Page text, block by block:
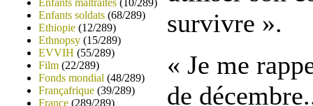
Enfants maltraités (10/289)
Enfants soldats (68/289)
Ethiopie (12/289)
Ethnopsy (15/289)
EVVIH (55/289)
Film (22/289)
Fonds mondial (48/289)
Françafrique (39/289)
France (289/289)
survivre ».
« Je me
de